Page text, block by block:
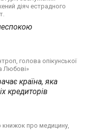
діяч естрадного
голова опікунської
Любові»
країна, яка
кредиторів
книжок про медицину,